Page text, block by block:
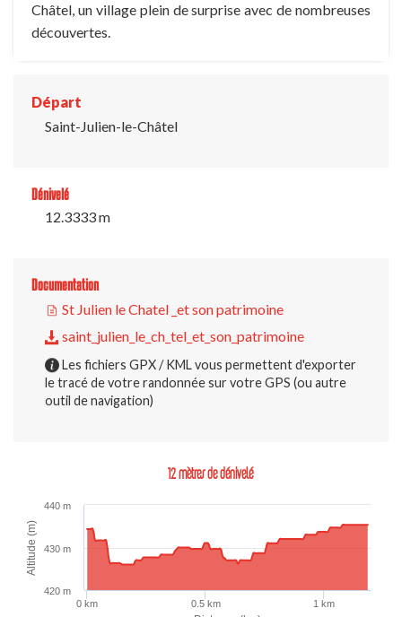
Châtel, un village plein de surprise avec de nombreuses
découvertes.
Départ
Saint-Julien-le-Châtel
Dénivelé
12.3333 m
Documentation
St Julien le Chatel _et son patrimoine
saint_julien_le_ch_tel_et_son_patrimoine
Les fichiers GPX / KML vous permettent d'exporter
le tracé de votre randonnée sur votre GPS (ou autre
outil de navigation)
12 mètres de dénivelé
Altitude (m)
0 km 0.5 km 1 km
430 m
440 m
420 m